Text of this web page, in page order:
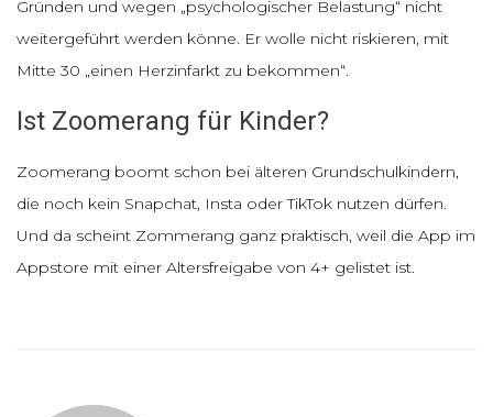
Gründen und wegen „psychologischer Belastung“ nicht
weitergeführt werden könne. Er wolle nicht riskieren, mit
Mitte 30 „einen Herzinfarkt zu bekommen“.
Ist Zoomerang für Kinder?
Zoomerang boomt schon bei älteren Grundschulkindern,
die noch kein Snapchat, Insta oder TikTok nutzen dürfen.
Und da scheint Zommerang ganz praktisch, weil die App im
Appstore mit einer Altersfreigabe von 4+ gelistet ist.